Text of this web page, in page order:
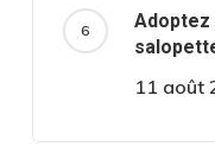
Adoptez
11 août